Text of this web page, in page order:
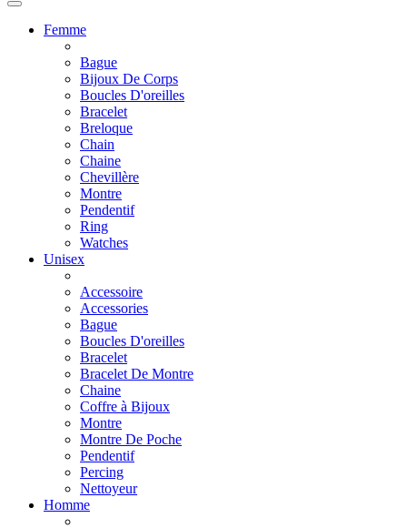
Femme
Bague
Bijoux De Corps
Boucles D'oreilles
Bracelet
Breloque
Chain
Chaine
Chevillère
Montre
Pendentif
Ring
Watches
Unisex
Accessoire
Accessories
Bague
Boucles D'oreilles
Bracelet
Bracelet De Montre
Chaine
Coffre à Bijoux
Montre
Montre De Poche
Pendentif
Percing
Nettoyeur
Homme